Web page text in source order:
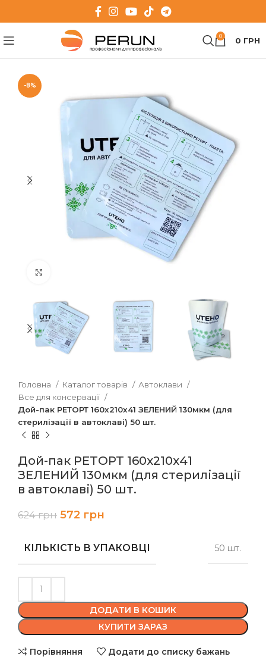
0 0 ГРН
-8%
Головна Каталог товарів
Автоклави
Все для консервації
Дой-пак РЕТОРТ 160х210х41 ЗЕЛЕНИЙ 130мкм (для
стерилізації в автоклаві) 50 шт.
Дой-пак РЕТОРТ 160х210х41
ЗЕЛЕНИЙ 130мкм (для стерилізації
в автоклаві) 50 шт.
624грн 572 грн
КІЛЬКІСТЬ В УПАКОВЦІ 50 шт.
ДОДАТИ В КОШИК
КУПИТИ ЗАРАЗ
Порівняння Додати до списку бажань